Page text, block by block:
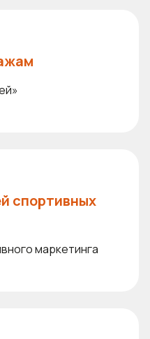
спортивных
маркетинга